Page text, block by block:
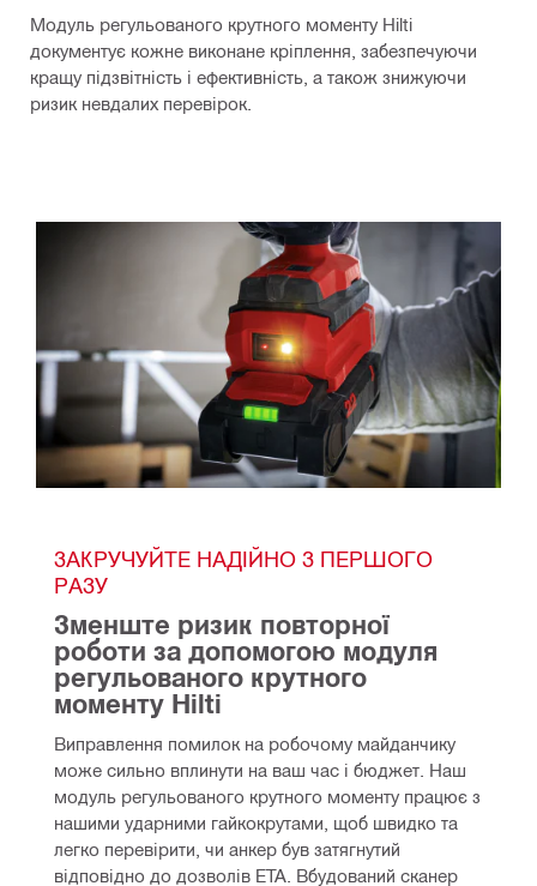
Модуль регульованого крутного моменту Hilti
документує кожне виконане кріплення, забезпечуючи
кращу підзвітність і ефективність, а також знижуючи
ризик невдалих перевірок.
ЗАКРУЧУЙТЕ НАДІЙНО З ПЕРШОГО
РАЗУ
Зменште ризик повторної
роботи за допомогою модуля
регульованого крутного
моменту Hilti
Виправлення помилок на робочому майданчику
може сильно вплинути на ваш час і бюджет. Наш
модуль регульованого крутного моменту працює з
нашими ударними гайкокрутами, щоб швидко та
легко перевірити, чи анкер був затягнутий
відповідно до дозволів ETA. Вбудований сканер